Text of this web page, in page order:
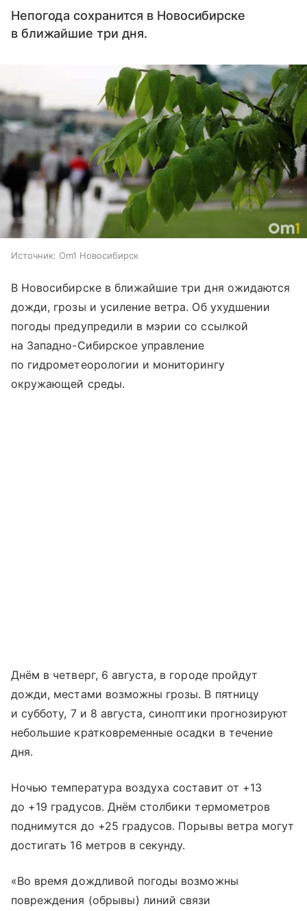
Непогода сохранится в Новосибирске
в ближайшие три дня.
Источник: Om1 Новосибирск
В Новосибирске в ближайшие три дня ожидаются
дожди, грозы и усиление ветра. Об ухудшении
погоды предупредили в мэрии со ссылкой
на Западно-Сибирское управление
по гидрометеорологии и мониторингу
окружающей среды.
Днём в четверг, 6 августа, в городе пройдут
дожди, местами возможны грозы. В пятницу
и субботу, 7 и 8 августа, синоптики прогнозируют
небольшие кратковременные осадки в течение
дня.
Ночью температура воздуха составит от +13
до +19 градусов. Днём столбики термометров
поднимутся до +25 градусов. Порывы ветра могут
достигать 16 метров в секунду.
«Во время дождливой погоды возможны
повреждения (обрывы) линий связи